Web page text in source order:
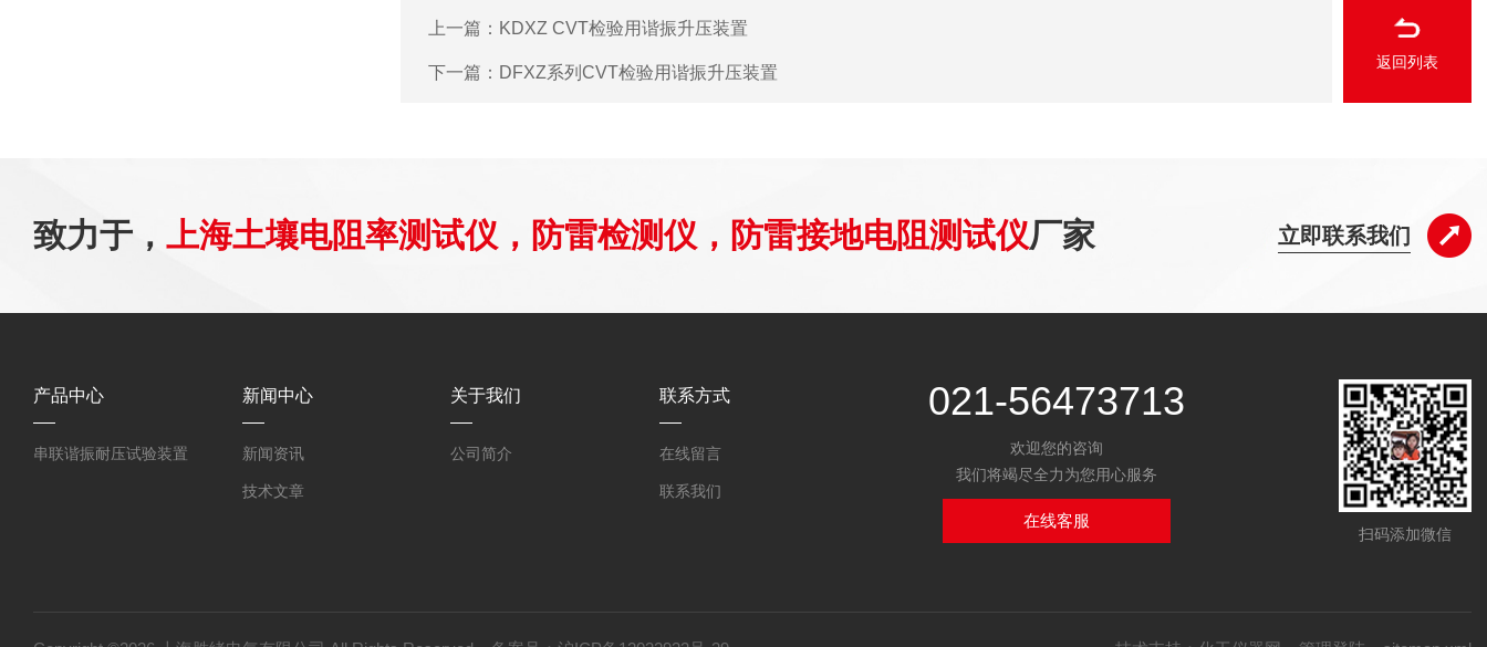
上一篇： KDXZ CVT检验用谐振升压装置
下一篇： DFXZ系列CVT检验用谐振升压装置
返回列表
致力于， 上海土壤电阻率测试仪，防雷检测仪，防雷接地电阻测试仪厂家 立即联系我们
产品中心
串联谐振耐压试验装置
新闻中心
新闻资讯
技术文章
关于我们
公司简介
联系方式
在线留言
联系我们
021-56473713
欢迎您的咨询
我们将竭尽全力为您用心服务
在线客服
扫码添加微信